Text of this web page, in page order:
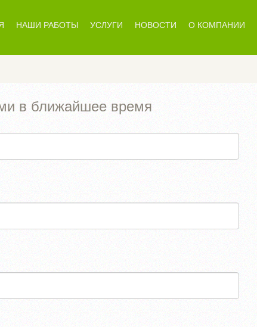
НАШИ РАБОТЫ УСЛУГИ НОВОСТИ О КОМПАНИИ
в ближайшее время